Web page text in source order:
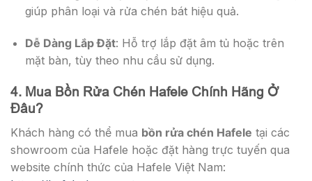
giúp phân loại và rửa chén bát hiệu quả.
Dễ Dàng Lắp Đặt: Hỗ trợ lắp đặt âm tủ hoặc trên
mặt bàn, tùy theo nhu cầu sử dụng.
4. Mua Bồn Rửa Chén Hafele Chính Hãng Ở
Đâu?
Khách hàng có thể mua bồn rửa chén Hafele tại các
showroom của Hafele hoặc đặt hàng trực tuyến qua
website chính thức của Hafele Việt Nam: